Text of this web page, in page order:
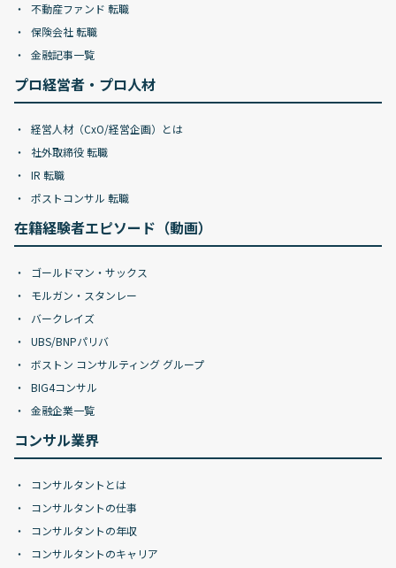
不動産ファンド 転職
保険会社 転職
金融記事一覧
プロ経営者・プロ人材
経営人材（CxO/経営企画）とは
社外取締役 転職
IR 転職
ポストコンサル 転職
在籍経験者エピソード（動画）
ゴールドマン・サックス
モルガン・スタンレー
バークレイズ
UBS/BNPパリバ
ボストン コンサルティング グループ
BIG4コンサル
金融企業一覧
コンサル業界
コンサルタントとは
コンサルタントの仕事
コンサルタントの年収
コンサルタントのキャリア